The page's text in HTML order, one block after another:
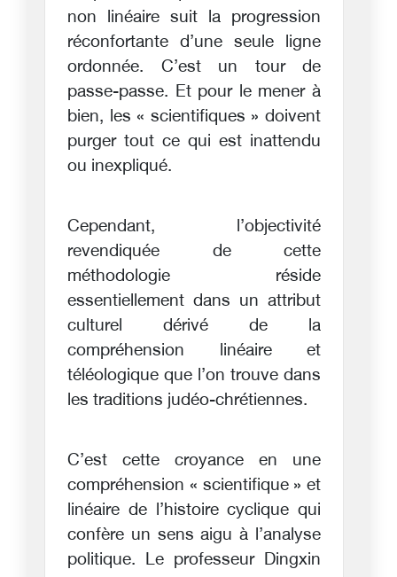
non linéaire suit la progression
réconfortante d’une seule ligne
ordonnée. C’est un tour de
passe-passe. Et pour le mener à
bien, les « scientifiques » doivent
purger tout ce qui est inattendu
ou inexpliqué.
Cependant, l’objectivité
revendiquée de cette
méthodologie réside
essentiellement dans un attribut
culturel dérivé de la
compréhension linéaire et
téléologique que l’on trouve dans
les traditions judéo-chrétiennes.
C’est cette croyance en une
compréhension « scientifique » et
linéaire de l’histoire cyclique qui
confère un sens aigu à l’analyse
politique. Le professeur Dingxin